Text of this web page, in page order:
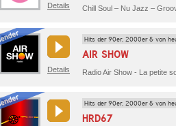
Details
Details
Hits der 90er, 2000er & von
AIR SHOW
Radio Air Show - La petite
Hits der 90er, 2000er & von
HRD67